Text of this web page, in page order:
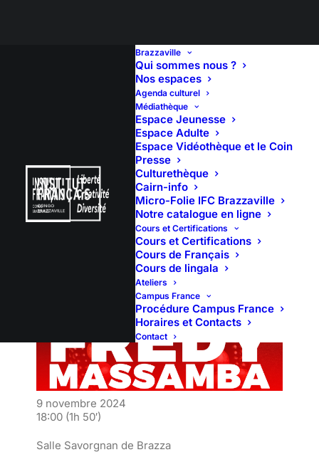
Brazzaville
Qui sommes nous ?
Nos espaces
Agenda culturel
Médiathèque
Espace Jeunesse
Espace Adulte
Espace Vidéothèque et le Coin
Presse
Culturethèque
Cairn-info
Micro-Folie IFC Brazzaville
Notre catalogue en ligne
Cours et Certifications
Cours et Certifications
Cours de Français
Cours de lingala
Ateliers
Campus France
Procédure Campus France
Horaires et Contacts
Contact
𝐂𝐎𝐍𝐂𝐄𝐑𝐓 – 𝐅𝐑𝐄𝐃𝐘
𝐌𝐀𝐒𝐒𝐀𝐌𝐁𝐀
9 novembre 2024
18:00 (1h 50′)
Salle Savorgnan de Brazza